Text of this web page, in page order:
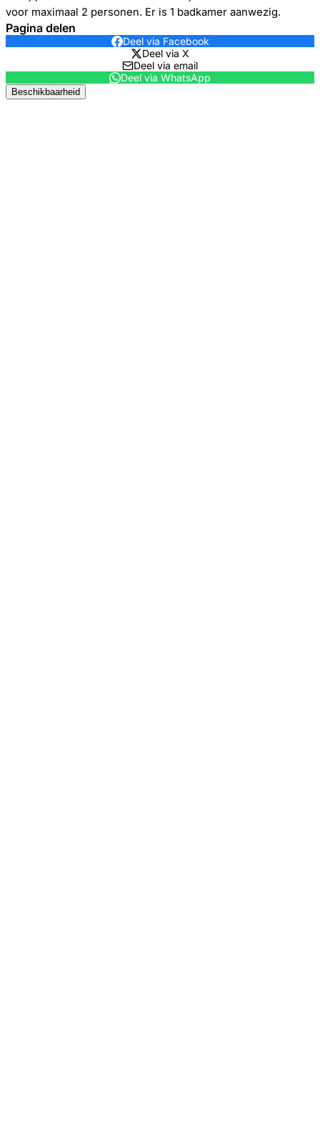
voor maximaal 2 personen. Er is 1 badkamer aanwezig.
Pagina delen
Deel via Facebook
Deel via X
Deel via email
Deel via WhatsApp
Beschikbaarheid